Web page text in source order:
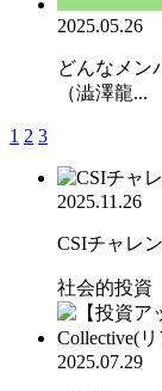
2025.05.26
どんなメン
（澁澤龍...
1 2 3
2025.11.26
CSIチャレ
社会的投資
2025.07.29